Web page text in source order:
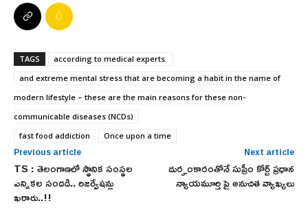
TAGS
according to medical experts.
and extreme mental stress that are becoming a habit in the name of
modern lifestyle – these are the main reasons for these non-
communicable diseases (NCDs)
fast food addiction
Once upon a time
Previous article
TS : తెలంగాణలో స్థానిక సంస్థల
ఎన్నికల సందడి.. రిజర్వేషన్లు
ఖరారు..!!
Next article
దుర్హంకారంతోనే సుప్రీం కోర్ట్ ప్రధాన
న్యాయమూర్తి పై అనుచిత వ్యాఖ్యలు